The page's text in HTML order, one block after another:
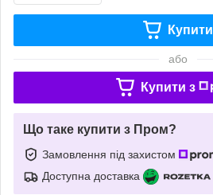
Купити
або
Купити з
Що таке купити з Пром?
Замовлення під захистом
Доступна доставка